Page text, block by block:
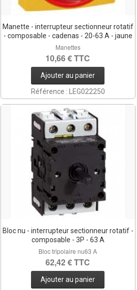
Manette - interrupteur sectionneur rotatif
- composable - cadenas - 20-63 A - jaune
Manettes
10,66 € TTC
Ajouter au panier
Référence : LEG022250
Bloc nu - interrupteur sectionneur rotatif -
composable - 3P - 63 A
Bloc tripolaire nu63 A
62,42 € TTC
Ajouter au panier